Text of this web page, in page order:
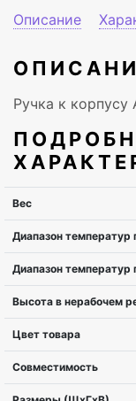
Описание
Ручка к корпусу